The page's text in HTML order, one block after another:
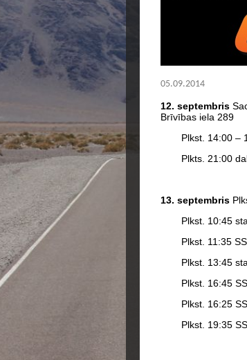
05.09.2014
12. septembris
Brīvības iela 289
Plkst. 14:00 –
Plkts. 21:00
13. septembris
Plkst. 10:45
Plkst. 11:35
Plkst. 13:45
Plkst. 16:45
Plkst. 16:25
Plkst. 19:35